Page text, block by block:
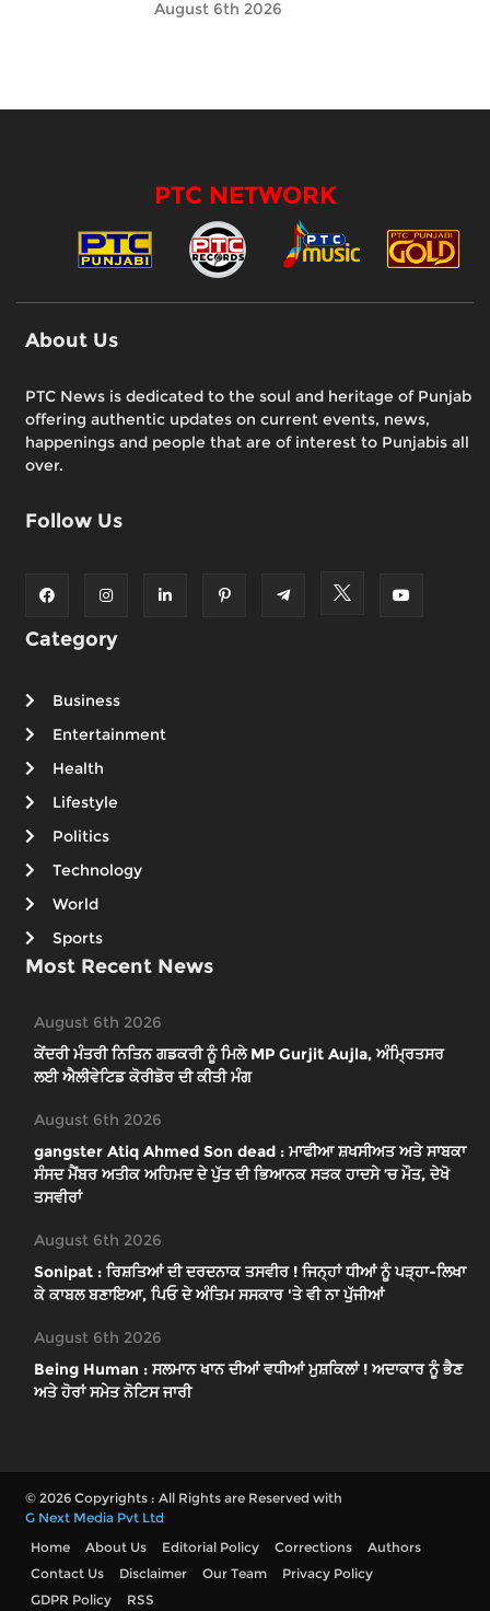
August 6th 2026
PTC NETWORK
About Us
PTC News is dedicated to the soul and heritage of Punjab
offering authentic updates on current events, news,
happenings and people that are of interest to Punjabis all
over.
Follow Us
Category
Business
Entertainment
Health
Lifestyle
Politics
Technology
World
Sports
Most Recent News
August 6th 2026
ਕੇਂਦਰੀ ਮੰਤਰੀ ਨਿਤਿਨ ਗਡਕਰੀ ਨੂੰ ਮਿਲੇ MP Gurjit Aujla, ਅੰਮ੍ਰਿਤਸਰ
ਲਈ ਐਲੀਵੇਟਿਡ ਕੋਰੀਡੋਰ ਦੀ ਕੀਤੀ ਮੰਗ
August 6th 2026
gangster Atiq Ahmed Son dead : ਮਾਫੀਆ ਸ਼ਖਸੀਅਤ ਅਤੇ ਸਾਬਕਾ
ਸੰਸਦ ਮੈਂਬਰ ਅਤੀਕ ਅਹਿਮਦ ਦੇ ਪੁੱਤ ਦੀ ਭਿਆਨਕ ਸੜਕ ਹਾਦਸੇ ’ਚ ਮੌਤ, ਦੇਖੋ
ਤਸਵੀਰਾਂ
August 6th 2026
Sonipat : ਰਿਸ਼ਤਿਆਂ ਦੀ ਦਰਦਨਾਕ ਤਸਵੀਰ ! ਜਿਨ੍ਹਾਂ ਧੀਆਂ ਨੂੰ ਪੜ੍ਹਾ-ਲਿਖਾ
ਕੇ ਕਾਬਲ ਬਣਾਇਆ, ਪਿਓ ਦੇ ਅੰਤਿਮ ਸਸਕਾਰ 'ਤੇ ਵੀ ਨਾ ਪੁੱਜੀਆਂ
August 6th 2026
Being Human : ਸਲਮਾਨ ਖਾਨ ਦੀਆਂ ਵਧੀਆਂ ਮੁਸ਼ਕਿਲਾਂ ! ਅਦਾਕਾਰ ਨੂੰ ਭੈਣ
ਅਤੇ ਹੋਰਾਂ ਸਮੇਤ ਨੋਟਿਸ ਜਾਰੀ
© 2026 Copyrights : All Rights are Reserved with
G Next Media Pvt Ltd
Home
About Us Editorial Policy Corrections
Authors
Contact Us
Disclaimer Our Team
Privacy Policy
GDPR Policy
RSS